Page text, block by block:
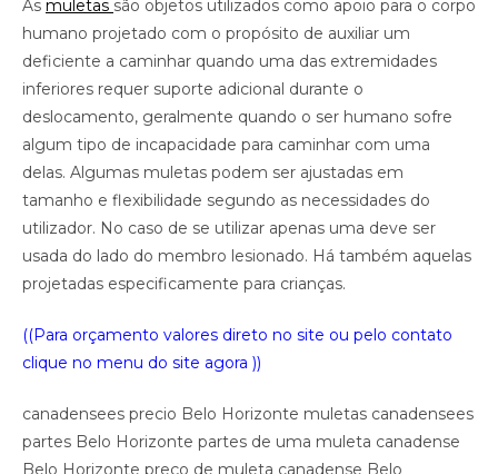
As muletas são objetos utilizados como apoio para o corpo
humano projetado com o propósito de auxiliar um
deficiente a caminhar quando uma das extremidades
inferiores requer suporte adicional durante o
deslocamento, geralmente quando o ser humano sofre
algum tipo de incapacidade para caminhar com uma
delas. Algumas muletas podem ser ajustadas em
tamanho e flexibilidade segundo as necessidades do
utilizador. No caso de se utilizar apenas uma deve ser
usada do lado do membro lesionado. Há também aquelas
projetadas especificamente para crianças.
((Para orçamento valores direto no site ou pelo contato
clique no menu do site agora ))
canadensees precio Belo Horizonte muletas canadensees
partes Belo Horizonte partes de uma muleta canadense
Belo Horizonte preço de muleta canadense Belo